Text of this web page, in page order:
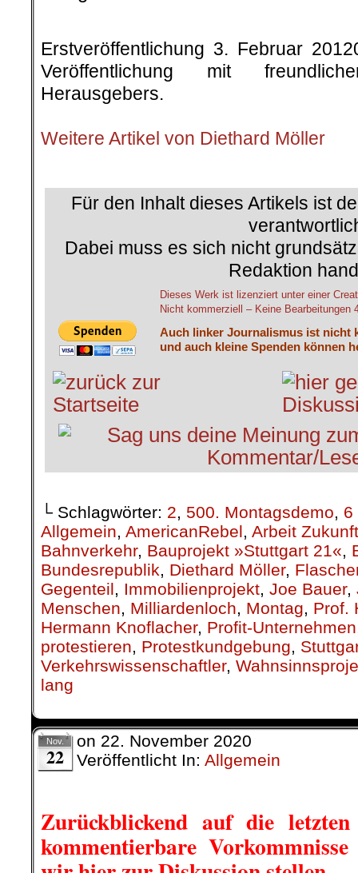
Erstveröffentlichung 3. Februar
Veröffentlichung mit
Herausgebers.
Weitere Artikel von Diethard Möller
Für den Inhalt dieses Artikels ist
Dabei muss es sich nicht
Redaktion
Dieses Werk ist lizenziert unter einer
Nicht kommerziell – Keine Bearbeitungen
Auch linker Journalismus ist nicht
und auch kleine Spenden können
└ Schlagwörter: 2, 500. Montagsdemo, 6
Allgemein, AmericanRebel, Arbeit Zukunft
Bahnverkehr, Bauprojekt »Stuttgart 21«,
Bundesrepublik, Diethard Möller,
Gegenteil, Immobilienprojekt, Joe Bauer,
Menschen, Milliardenloch, Montag, Prof.
Hermann Knoflacher, Profit-Unternehmen
protestieren, Protestkundgebung,
Verkehrswissenschaftler,
lang
Nov.
22
on 22. November 2020
Veröffentlicht In: Allgemein
Zurückblickend auf die
kommentierbare